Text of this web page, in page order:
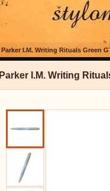
Parker I.M. Writing Rituals Green
Parker I.M. Writing